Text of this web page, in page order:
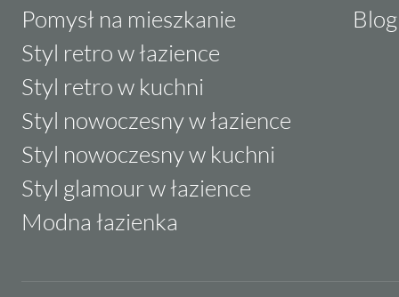
Pomysł na mieszkanie
Styl retro w łazience
Styl retro w kuchni
Styl nowoczesny w łazience
Styl nowoczesny w kuchni
Styl glamour w łazience
Modna łazienka
Blog